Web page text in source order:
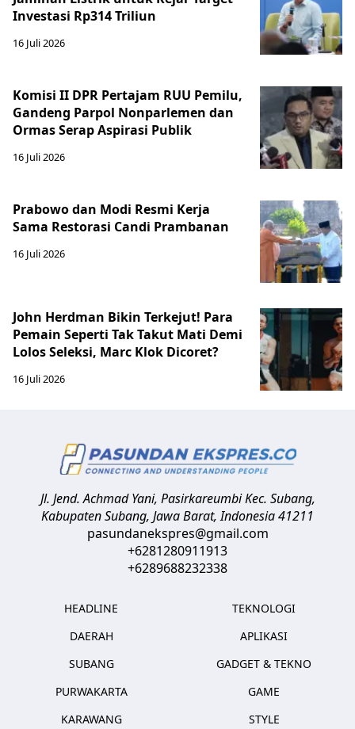
Investasi Rp314 Triliun
16 Juli 2026
Komisi II DPR Pertajam RUU Pemilu,
Gandeng Parpol Nonparlemen dan
Ormas Serap Aspirasi Publik
16 Juli 2026
Prabowo dan Modi Resmi Kerja
Sama Restorasi Candi Prambanan
16 Juli 2026
John Herdman Bikin Terkejut! Para
Pemain Seperti Tak Takut Mati Demi
Lolos Seleksi, Marc Klok Dicoret?
16 Juli 2026
Jl. Jend. Achmad Yani, Pasirkareumbi Kec. Subang,
Kabupaten Subang, Jawa Barat,Indonesia41211
pasundanekspres@gmail.com
+6281280911913
+6289688232338
HEADLINE
DAERAH
SUBANG
PURWAKARTA
KARAWANG
TEKNOLOGI
APLIKASI
GADGET & TEKNO
GAME
STYLE